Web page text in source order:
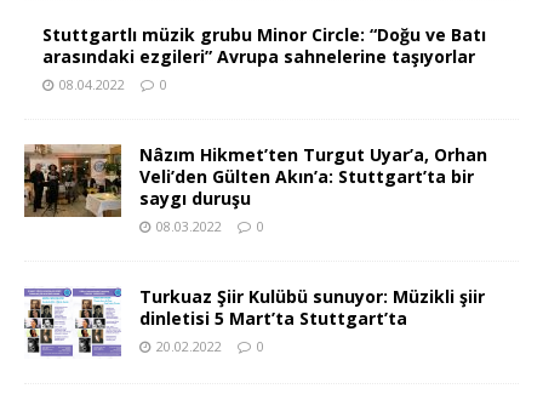
Stuttgartlı müzik grubu Minor Circle: “Doğu ve Batı
arasındaki ezgileri” Avrupa sahnelerine taşıyorlar
08.04.2022 0
Nâzım Hikmet’ten Turgut Uyar’a, Orhan
Veli’den Gülten Akın’a: Stuttgart’ta bir
saygı duruşu
08.03.2022 0
Turkuaz Şiir Kulübü sunuyor: Müzikli şiir
dinletisi 5 Mart’ta Stuttgart’ta
20.02.2022 0